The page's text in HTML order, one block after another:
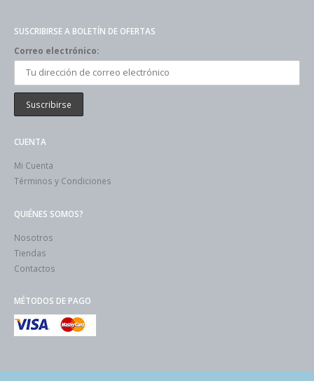
SUSCRIBIRSE A BOLETÍN DE OFERTAS
Correo electrónico:
CUENTA
Mi Cuenta
Términos y Condiciones
QUIÉNES SOMOS?
Nosotros
Tiendas
Contactos
MÉTODOS DE PAGO